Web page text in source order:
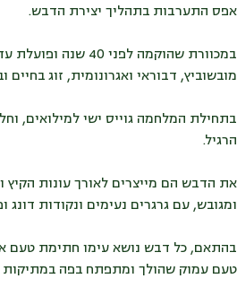
אפס התערבות בתהליך יצירת הדבש.
במכוורת
מובשוביץ, דבוראי ואגרונומית, זוג
הרגיל.
את הדבש הם מייצרים לאורך עונות
ומגובש, עם גרגרים נעימים ונקודות דונג
בהתאם, כל דבש נושא עימו חתימת טעם
טעם עמוק שהולך ומתפתח בפה במתיקות